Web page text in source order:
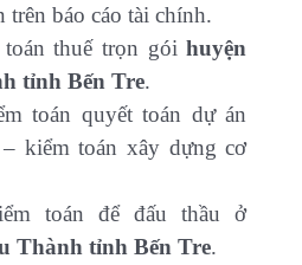
trên báo cáo tài chính.
thuế trọn góihuyện
tỉnh Bến Tre.
toán quyết toán dự án
kiểm toán xây dựng cơ
toán để đấu thầu ở
Thành tỉnh Bến Tre.